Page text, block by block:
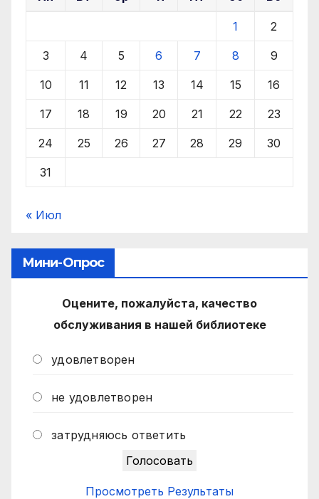
1 2
3 4 5 6 7 8 9
10 11 12 13 14 15 16
17 18 19 20 21 22 23
24 25 26 27 28 29 30
31
« Июл
Мини-Опрос
Оцените, пожалуйста, качество
обслуживания в нашей библиотеке
удовлетворен
не удовлетворен
затрудняюсь ответить
Просмотреть Результаты